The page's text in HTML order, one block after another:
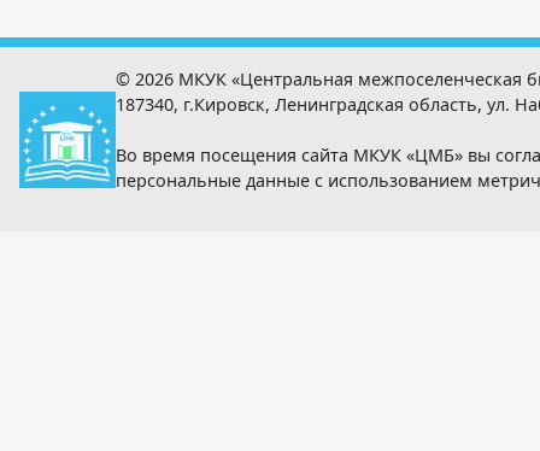
© 2026 МКУК «Центральная межпоселенческая
187340, г.Кировск, Ленинградская область, ул.
Во время посещения сайта МКУК «ЦМБ» вы
персональные данные с использованием